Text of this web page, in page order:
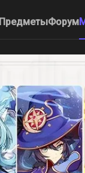
ПредметыФорум